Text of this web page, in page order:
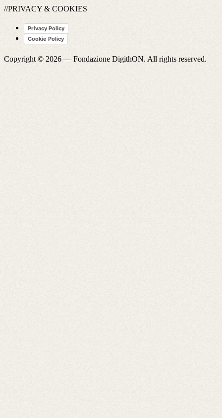
//PRIVACY & COOKIES
Privacy Policy
Cookie Policy
Copyright © 2026 —Fondazione DigithON. All rights reserved.